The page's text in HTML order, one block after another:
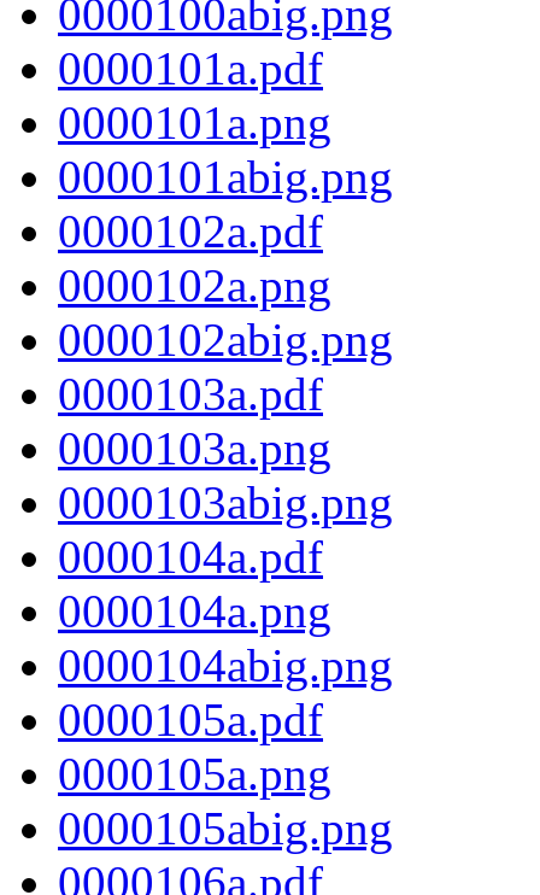
0000100abig.png
0000101a.pdf
0000101a.png
0000101abig.png
0000102a.pdf
0000102a.png
0000102abig.png
0000103a.pdf
0000103a.png
0000103abig.png
0000104a.pdf
0000104a.png
0000104abig.png
0000105a.pdf
0000105a.png
0000105abig.png
0000106a.pdf